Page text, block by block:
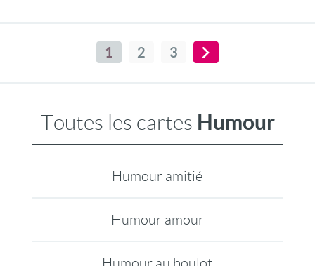
1 2 3
Toutes les cartes Humour
Humour amitié
Humour amour